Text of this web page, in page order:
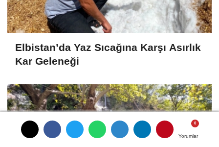
Yorumlar
Yorumlar
Yorumlar
Elbistan’da Yaz Sıcağına Karşı Asırlık
Kar Geleneği
Yorumlar